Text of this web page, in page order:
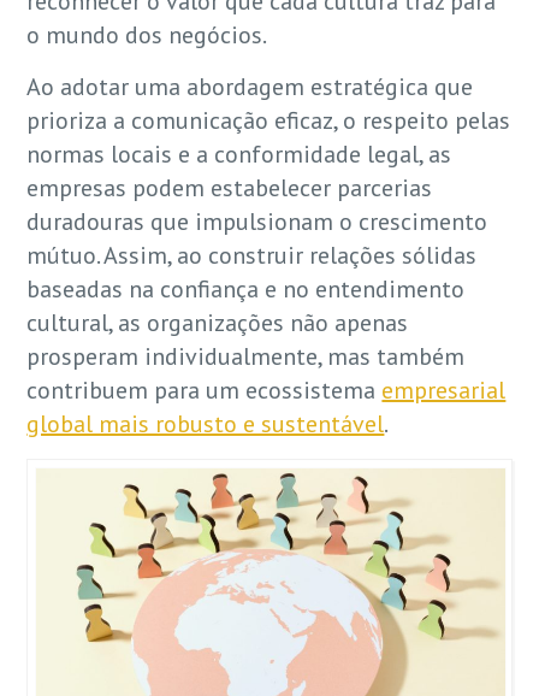
o mundo dos negócios.
Ao adotar uma abordagem estratégica que
prioriza a comunicação eficaz, o respeito pelas
normas locais e a conformidade legal, as
empresas podem estabelecer parcerias
duradouras que impulsionam o crescimento
mútuo. Assim, ao construir relações sólidas
baseadas na confiança e no entendimento
cultural, as organizações não apenas
prosperam individualmente, mas também
contribuem para um ecossistema empresarial
global mais robusto e sustentável.